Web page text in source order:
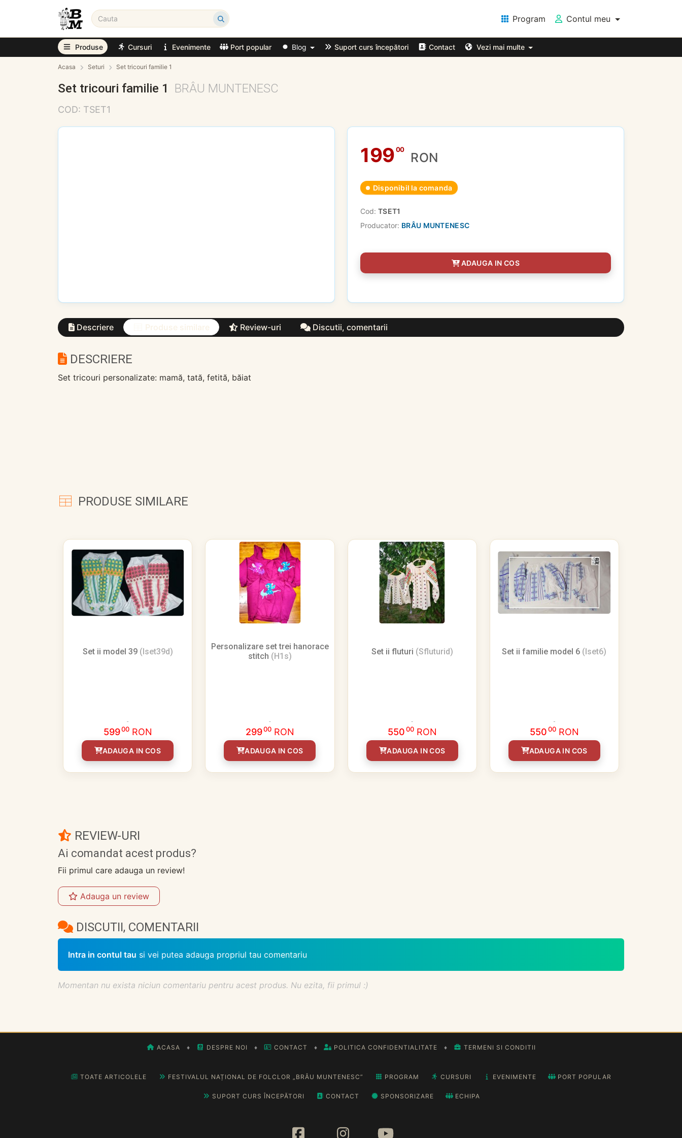
Program Contul meu
Produse Cursuri Evenimente Port popular Blog Suport curs începători Contact Vezi mai multe
Acasa Seturi Set tricouri familie 1
Set tricouri familie 1 BRÂU MUNTENESC
COD: TSET1
19900
RON
Disponibil la comanda
Cod: TSET1
Producator: BRÂU MUNTENESC
ADAUGA IN COS
Descriere Produse similare Review-uri Discutii, comentarii
DESCRIERE
Set tricouri personalizate: mamă, tată, fetită, băiat
PRODUSE SIMILARE
Set ii model 39 (Iset39d)
59900 RON
ADAUGA IN COS
Personalizare set trei hanorace
stitch (H1s)
29900 RON
ADAUGA IN COS
Set ii fluturi (Sfluturid)
55000 RON
ADAUGA IN COS
Set ii familie model 6 (Iset6)
55000 RON
ADAUGA IN COS
REVIEW-URI
Ai comandat acest produs?
Fii primul care adauga un review!
Adauga un review
DISCUTII, COMENTARII
Intra in contul tau si vei putea adauga propriul tau comentariu
Momentan nu exista niciun comentariu pentru acest produs. Nu ezita, fii primul :)
ACASA ♦ DESPRE NOI ♦ CONTACT ♦ POLITICA CONFIDENTIALITATE ♦ TERMENI SI CONDITII
TOATE ARTICOLELE FESTIVALUL NAȚIONAL DE FOLCLOR „BRÂU MUNTENESC” PROGRAM CURSURI EVENIMENTE PORT POPULAR
SUPORT CURS ÎNCEPĂTORI CONTACT SPONSORIZARE ECHIPA